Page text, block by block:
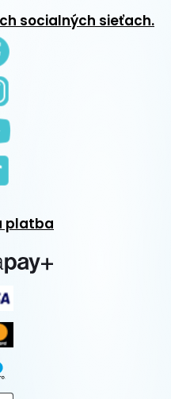
socialných sieťach.
platba